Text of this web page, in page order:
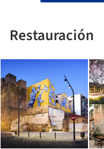
Restauración